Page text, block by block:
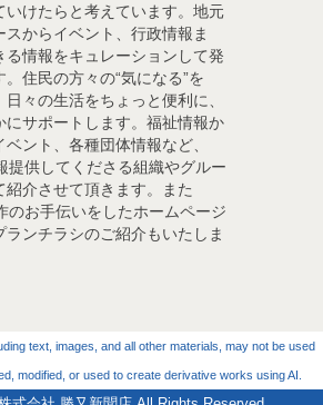
いけたらと考えています。地元
スからイベント、行政情報ま
る情報をキュレーションして発
住民の方々の“気になる”を
々の生活をちょっと便利に、
にサポートします。福祉情報か
ベント、各種団体情報など、
提供してくださる組織やグルー
紹介させて頂きます。また
のお手伝いをしたホームページ
ランチラシのご紹介もいたしま
text, images, and all other materials, may not be used
modified, or used to create derivative works using AI.